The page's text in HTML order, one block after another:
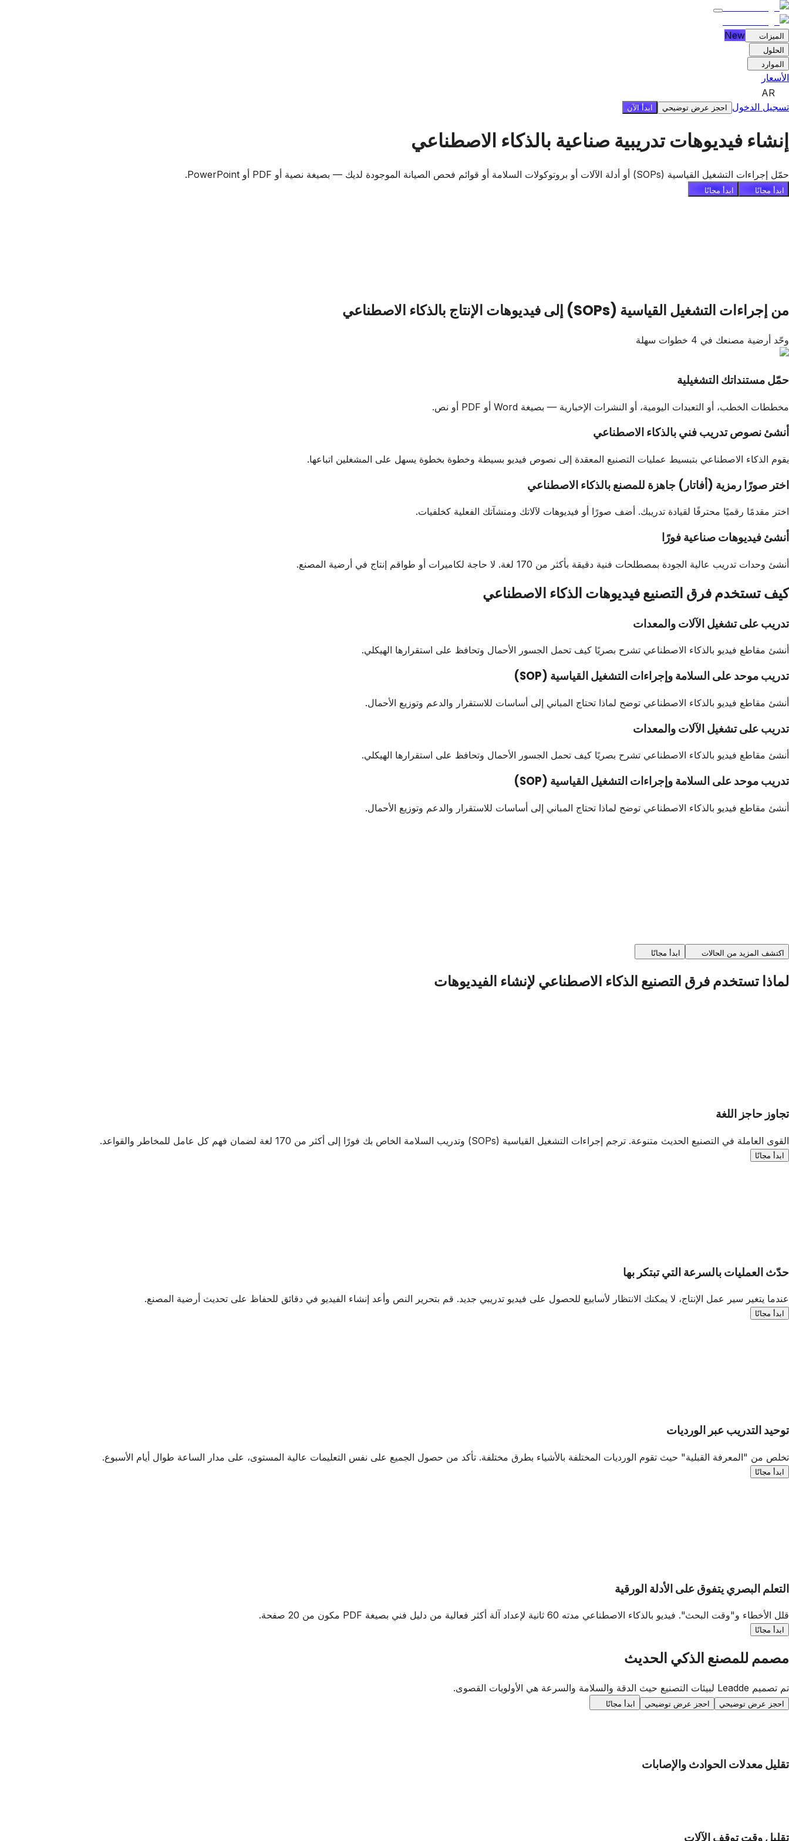
الميزات New
الحلول
الموارد
الأسعار
AR
تسجيل الدخول
احجز عرض توضيحي ابدأ الآن
إنشاء فيديوهات تدريبية صناعية بالذكاء الاصطناعي
حمّل إجراءات التشغيل القياسية (SOPs) أو أدلة الآلات أو بروتوكولات السلامة أو قوائم فحص الصيانة الموجودة لديك — بصيغة نصية أو PDF أو PowerPoint.
ابدأ مجانًا ابدأ مجانًا
من إجراءات التشغيل القياسية (SOPs) إلى فيديوهات الإنتاج بالذكاء الاصطناعي
وحّد أرضية مصنعك في 4 خطوات سهلة
حمّل مستنداتك التشغيلية
مخططات الخطب، أو التعبدات اليومية، أو النشرات الإخبارية — بصيغة Word أو PDF أو نص.
أنشئ نصوص تدريب فني بالذكاء الاصطناعي
يقوم الذكاء الاصطناعي بتبسيط عمليات التصنيع المعقدة إلى نصوص فيديو بسيطة وخطوة بخطوة يسهل على المشغلين اتباعها.
اختر صورًا رمزية (أفاتار) جاهزة للمصنع بالذكاء الاصطناعي
اختر مقدمًا رقميًا محترفًا لقيادة تدريبك. أضف صورًا أو فيديوهات لآلاتك ومنشآتك الفعلية كخلفيات.
أنشئ فيديوهات صناعية فورًا
أنشئ وحدات تدريب عالية الجودة بمصطلحات فنية دقيقة بأكثر من 170 لغة. لا حاجة لكاميرات أو طواقم إنتاج في أرضية المصنع.
كيف تستخدم فرق التصنيع فيديوهات الذكاء الاصطناعي
تدريب على تشغيل الآلات والمعدات
أنشئ مقاطع فيديو بالذكاء الاصطناعي تشرح بصريًا كيف تحمل الجسور الأحمال وتحافظ على استقرارها الهيكلي.
تدريب موحد على السلامة وإجراءات التشغيل القياسية (SOP)
أنشئ مقاطع فيديو بالذكاء الاصطناعي توضح لماذا تحتاج المباني إلى أساسات للاستقرار والدعم وتوزيع الأحمال.
تدريب على تشغيل الآلات والمعدات
أنشئ مقاطع فيديو بالذكاء الاصطناعي تشرح بصريًا كيف تحمل الجسور الأحمال وتحافظ على استقرارها الهيكلي.
تدريب موحد على السلامة وإجراءات التشغيل القياسية (SOP)
أنشئ مقاطع فيديو بالذكاء الاصطناعي توضح لماذا تحتاج المباني إلى أساسات للاستقرار والدعم وتوزيع الأحمال.
اكتشف المزيد من الحالات ابدأ مجانًا
لماذا تستخدم فرق التصنيع الذكاء الاصطناعي لإنشاء الفيديوهات
تجاوز حاجز اللغة
القوى العاملة في التصنيع الحديث متنوعة. ترجم إجراءات التشغيل القياسية (SOPs) وتدريب السلامة الخاص بك فورًا إلى أكثر من 170 لغة لضمان فهم كل عامل للمخاطر والقواعد.
ابدأ مجانًا
حدّث العمليات بالسرعة التي تبتكر بها
عندما يتغير سير عمل الإنتاج، لا يمكنك الانتظار لأسابيع للحصول على فيديو تدريبي جديد. قم بتحرير النص وأعد إنشاء الفيديو في دقائق للحفاظ على تحديث أرضية المصنع.
ابدأ مجانًا
توحيد التدريب عبر الورديات
تخلص من "المعرفة القبلية" حيث تقوم الورديات المختلفة بالأشياء بطرق مختلفة. تأكد من حصول الجميع على نفس التعليمات عالية المستوى، على مدار الساعة طوال أيام الأسبوع.
ابدأ مجانًا
التعلم البصري يتفوق على الأدلة الورقية
قلل الأخطاء و"وقت البحث". فيديو بالذكاء الاصطناعي مدته 60 ثانية لإعداد آلة أكثر فعالية من دليل فني بصيغة PDF مكون من 20 صفحة.
ابدأ مجانًا
مصمم للمصنع الذكي الحديث
تم تصميم Leadde لبيئات التصنيع حيث الدقة والسلامة والسرعة هي الأولويات القصوى.
احجز عرض توضيحي احجز عرض توضيحي ابدأ مجانًا
تقليل معدلات الحوادث والإصابات